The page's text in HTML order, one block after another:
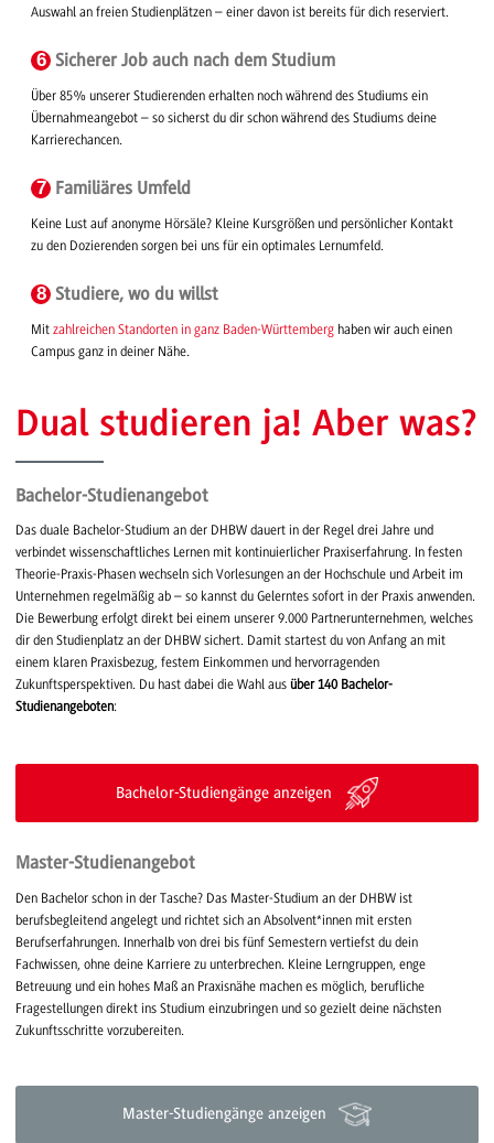
Auswahl an freien Studienplätzen – einer davon ist bereits für dich reserviert.
6 Sicherer Job auch nach dem Studium
Über 85% unserer Studierenden erhalten noch während des Studiums ein
Übernahmeangebot – so sicherst du dir schon während des Studiums deine
Karrierechancen.
7 Familiäres Umfeld
Keine Lust auf anonyme Hörsäle? Kleine Kursgrößen und persönlicher Kontakt
zu den Dozierenden sorgen bei uns für ein optimales Lernumfeld.
8 Studiere, wo du willst
Mit zahlreichen Standorten in ganz Baden-Württemberg haben wir auch einen
Campus ganz in deiner Nähe.
Dual studieren ja! Aber was?
Bachelor-Studienangebot
Das duale Bachelor-Studium an der DHBW dauert in der Regel drei Jahre und
verbindet wissenschaftliches Lernen mit kontinuierlicher Praxiserfahrung. In festen
Theorie-Praxis-Phasen wechseln sich Vorlesungen an der Hochschule und Arbeit im
Unternehmen regelmäßig ab – so kannst du Gelerntes sofort in der Praxis anwenden.
Die Bewerbung erfolgt direkt bei einem unserer 9.000 Partnerunternehmen, welches
dir den Studienplatz an der DHBW sichert. Damit startest du von Anfang an mit
einem klaren Praxisbezug, festem Einkommen und hervorragenden
Zukunftsperspektiven. Du hast dabei die Wahl aus über 140 Bachelor-
Studienangeboten:
Bachelor-Studiengänge anzeigen
Master-Studienangebot
Den Bachelor schon in der Tasche? Das Master-Studium an der DHBW ist
berufsbegleitend angelegt und richtet sich an Absolvent*innen mit ersten
Berufserfahrungen. Innerhalb von drei bis fünf Semestern vertiefst du dein
Fachwissen, ohne deine Karriere zu unterbrechen. Kleine Lerngruppen, enge
Betreuung und ein hohes Maß an Praxisnähe machen es möglich, berufliche
Fragestellungen direkt ins Studium einzubringen und so gezielt deine nächsten
Zukunftsschritte vorzubereiten.
Master-Studiengänge anzeigen